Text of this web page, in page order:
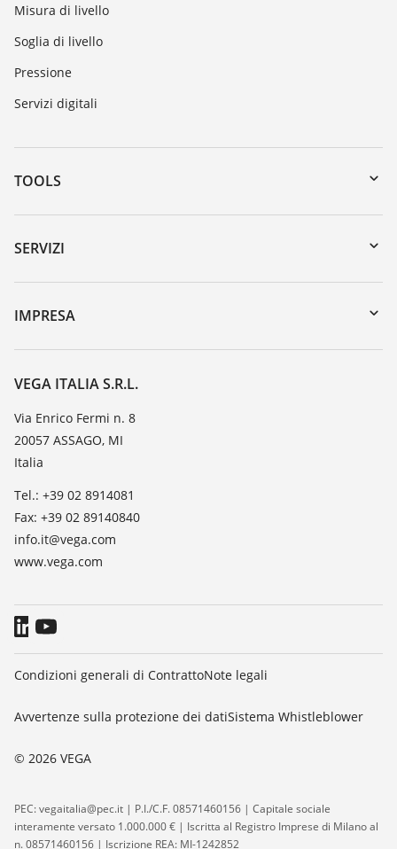
Misura di livello
Soglia di livello
Pressione
Servizi digitali
TOOLS
Downloads
Ricerca numero di serie
DTM Collection/PACTware
SERVIZI
Reso apparecchio
Seminari
Lista resistenza
TeamViewer
IMPRESA
VEGA, l'azienda
Contatto
Novità
Stampa
Blog
VEGA ITALIA S.R.L.
Via Enrico Fermi n. 8
20057 ASSAGO, MI
Italia
Tel.: +39 02 8914081
Fax: +39 02 89140840
info.it@vega.com
www.vega.com
© 2026 VEGA
Condizioni generali di ContrattoNote legali
Avvertenze sulla protezione dei datiSistema Whistleblower
PEC: vegaitalia@pec.it | P.I./C.F. 08571460156 | Capitale sociale
interamente versato 1.000.000 € | Iscritta al Registro Imprese di Milano al
n. 08571460156 | Iscrizione REA: MI-1242852